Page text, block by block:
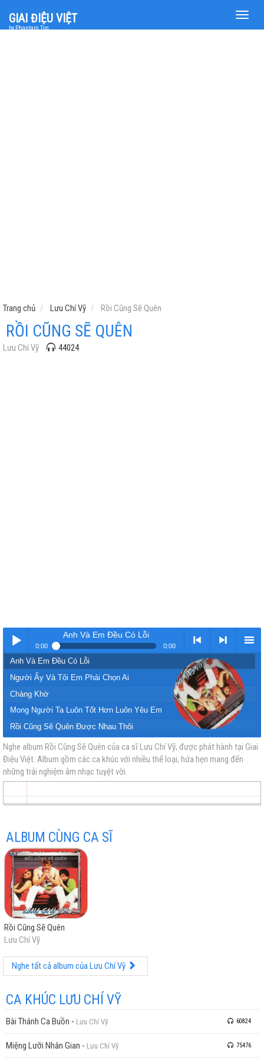
Toggle
GIAI ĐIỆU VIỆT
by Phantam Top
Trang chủ Lưu Chí Vỹ Rồi Cũng Sẽ Quên
RỒI CŨNG SẼ QUÊN
Lưu Chí Vỹ 44024
Nhạc
vàng
trữ
tình
Anh Và Em Đều Có Lỗi
0:00 0:00
< Kho
nhạc
>
Nhạc
Kho
nhạc
Anh Và Em Đều Có Lỗi
Người Ấy Và Tôi Em Phải Chọn Ai
Chàng Khờ
Mong Người Ta Luôn Tốt Hơn Luôn Yêu Em
Rồi Cũng Sẽ Quên Được Nhau Thôi
Chạy Theo Cô Bé Yêu
Miệng Lưỡi Nhân Gian
Kẻ Bướm Hoa
Nghe album Rồi Cũng Sẽ Quên của ca sĩ Lưu Chí Vỹ, được phát hành tại Giai
Điệu Việt. Album gồm các ca khúc với nhiều thể loại, hứa hẹn mang đến
những trải nghiệm âm nhạc tuyệt vời.
ALBUM CÙNG CA SĨ
Rồi Cũng Sẽ Quên
Lưu Chí Vỹ
Nghe tất cả album của Lưu Chí Vỹ
CA KHÚC LƯU CHÍ VỸ
Bài Thánh Ca Buồn - Lưu Chí Vỹ 60824
Miệng Lưỡi Nhân Gian - Lưu Chí Vỹ 75476